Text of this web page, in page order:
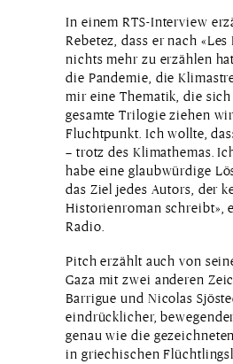
In einem RTS-Interview
Rebetez, dass er nach «Les
nichts mehr zu erzählen
die Pandemie, die
mir eine Thematik, die
gesamte Trilogie ziehen
Fluchtpunkt. Ich wollte,
– trotz des Klimathemas.
habe eine glaubwürdige
das Ziel jedes Autors, der
Historienroman schreibt»,
Radio.
Pitch erzählt auch von
Gaza mit zwei anderen
Barrigue und Nicolas
eindrücklicher,
genau wie die
in griechischen